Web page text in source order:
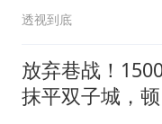
透视到底
放弃巷战！
抹平双子城，